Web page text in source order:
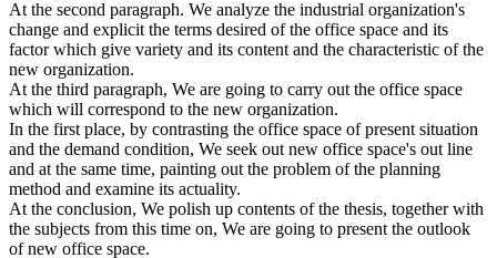
At the second paragraph. We analyze the industrial organization's
change and explicit the terms desired of the office space and its
factor which give variety and its content and the characteristic of the
new organization.
At the third paragraph, We are going to carry out the office space
which will correspond to the new organization.
In the first place, by contrasting the office space of present situation
and the demand condition, We seek out new office space's out line
and at the same time, painting out the problem of the planning
method and examine its actuality.
At the conclusion, We polish up contents of the thesis, together with
the subjects from this time on, We are going to present the outlook
of new office space.